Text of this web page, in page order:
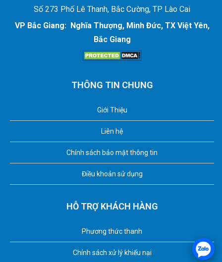
Số 273 Phố Lê Thanh, Bắc Cường, TP Lào Cai
VP Bắc Giang: Nghĩa Thượng, Minh Đức, TX Việt Yên,
Bắc Giang
THÔNG TIN CHUNG
Giới Thiệu
Liên hệ
Chính sách bảo mật thông tin
Điều khoản sử dụng
HỖ TRỢ KHÁCH HÀNG
Phương thức thanh
Chính sách xử lý khiếu nại